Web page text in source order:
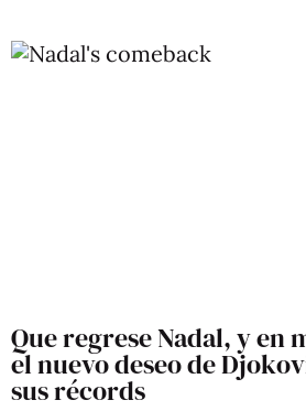
Que regrese Nadal, y en
el nuevo deseo de
sus récords